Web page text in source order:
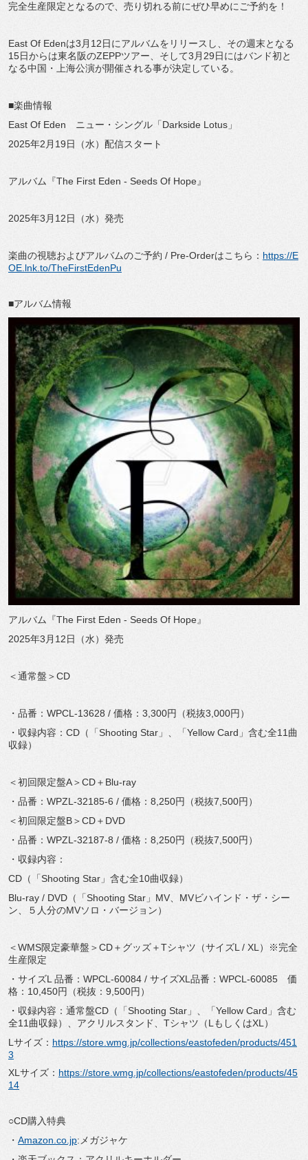
完全生産限定となるので、売り切れる前にぜひ早めにご予約を！
East Of Edenは3月12日にアルバムをリリースし、その週末となる
15日からは東名阪のZEPPツアー、そして3月29日にはバンド初と
なる中国・上海公演が開催される事が決定している。
■楽曲情報
East Of Eden ニュー・シングル「Darkside Lotus」
2025年2月19日（水）配信スタート
アルバム『The First Eden - Seeds Of Hope』
2025年3月12日（水）発売
楽曲の視聴およびアルバムのご予約 / Pre-Orderはこちら： https://E
OE.lnk.to/TheFirstEdenPu
■アルバム情報
アルバム『The First Eden - Seeds Of Hope』
2025年3月12日（水）発売
＜通常盤＞CD
・品番：WPCL-13628 / 価格：3,300円（税抜3,000円）
・収録内容：CD（「Shooting Star」、「Yellow Card」含む全11曲
収録）
＜初回限定盤A＞CD＋Blu-ray
・品番：WPZL-32185-6 / 価格：8,250円（税抜7,500円）
＜初回限定盤B＞CD＋DVD
・品番：WPZL-32187-8 / 価格：8,250円（税抜7,500円）
・収録内容：
CD（「Shooting Star」含む全10曲収録）
Blu-ray / DVD（「Shooting Star」MV、MVビハインド・ザ・シー
ン、５人分のMVソロ・バージョン）
＜WMS限定豪華盤＞CD＋グッズ＋Tシャツ（サイズL / XL）※完全
生産限定
・サイズL 品番：WPCL-60084 / サイズXL品番：WPCL-60085 価
格：10,450円（税抜：9,500円）
・収録内容：通常盤CD（「Shooting Star」、「Yellow Card」含む
全11曲収録）、アクリルスタンド、Tシャツ（LもしくはXL）
Lサイズ： https://store.wmg.jp/collections/eastofeden/products/451
3
XLサイズ： https://store.wmg.jp/collections/eastofeden/products/45
14
○CD購入特典
・ Amazon.co.jp:メガジャケ